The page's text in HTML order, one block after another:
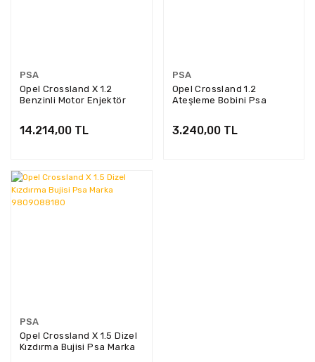
PSA
Opel Crossland X 1.2
Benzinli Motor Enjektör
14.214,00 TL
PSA
Opel Crossland 1.2
Ateşleme Bobini Psa
3.240,00 TL
PSA
Opel Crossland X 1.5 Dizel
Kızdırma Bujisi Psa Marka